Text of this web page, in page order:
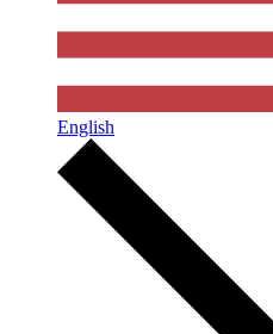
English